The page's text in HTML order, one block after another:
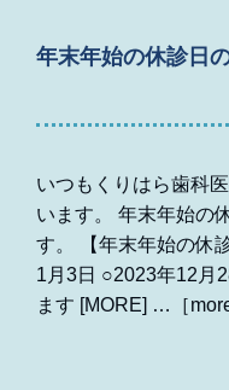
年末年始の休診日
いつもくりはら歯科
います。 年末年始の
す。 【年末年始の休
1月3日 ○2023年12月
ます [MORE]